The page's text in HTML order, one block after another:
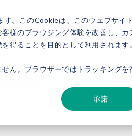
。このCookieは、このウェブサイ
様のブラウジング体験を改善し、
得ることを目的として利用されま
ん。ブラウザーではトラッキング
承諾
介 事例紹介新着情報セミナーお
2025年は、「地域パートナーシップ